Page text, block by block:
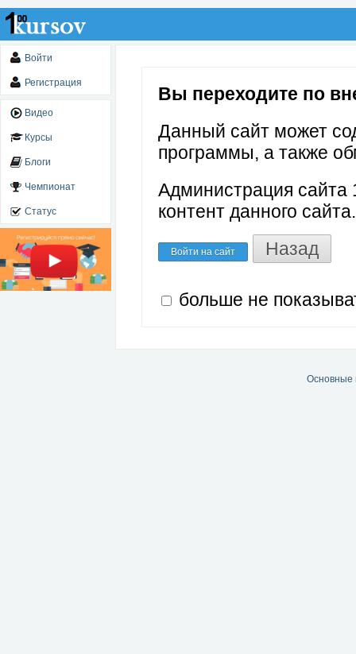
Войти
Регистрация
Видео
Курсы
Блоги
Чемпионат
Статус
Вы переходите по
Данный сайт может
программы, а также
Администрация сайта
контент данного сайта.
Войти на сайт Назад
больше не
Основные